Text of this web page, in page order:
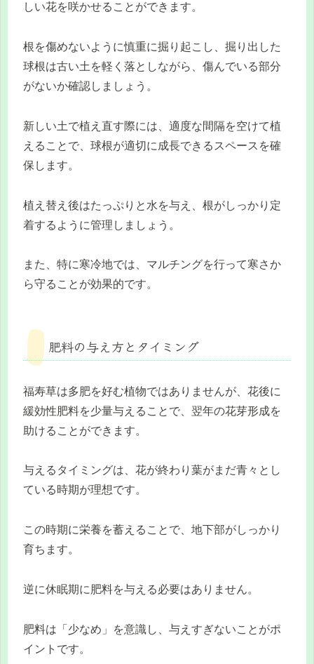
しい花を咲かせることができます。
根を傷めないように慎重に掘り起こし、掘り出した
球根は古い土を軽く落としながら、傷んでいる部分
がないか確認しましょう。
新しい土で植え直す際には、適度な間隔を空けて植
えることで、球根が適切に成長できるスペースを確
保します。
植え替え後はたっぷりと水を与え、根がしっかり定
着するように管理しましょう。
また、特に寒冷地では、マルチングを行って寒さか
ら守ることが効果的です。
肥料の与え方とタイミング
福寿草は多肥を好む植物ではありませんが、花後に
緩効性肥料を少量与えることで、翌年の花芽形成を
助けることができます。
与えるタイミングは、花が終わり葉がまだ青々とし
ている時期が理想です。
この時期に栄養を蓄えることで、地下部がしっかり
育ちます。
逆に休眠期に肥料を与える必要はありません。
肥料は「少なめ」を意識し、与えすぎないことがポ
イントです。